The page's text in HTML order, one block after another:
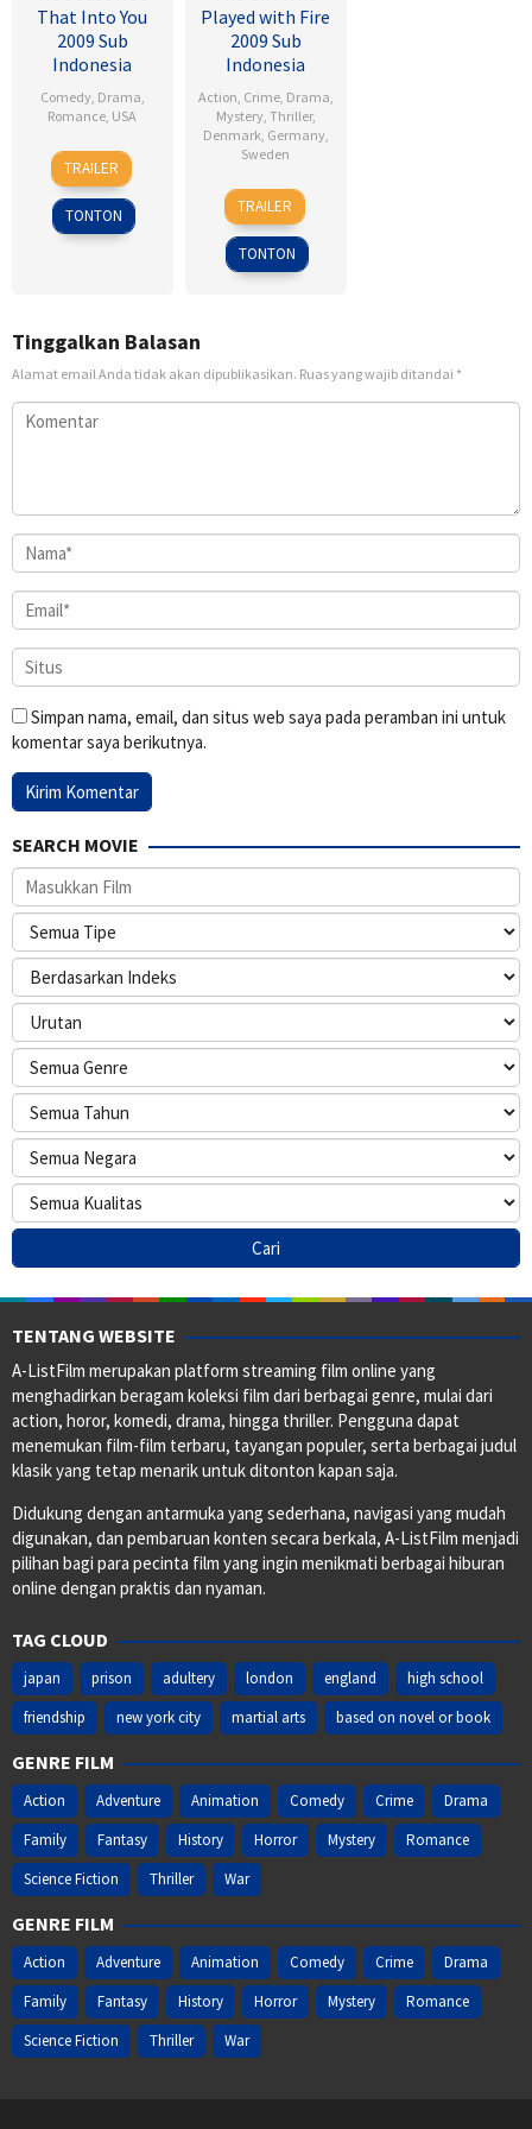
That Into You
2009 Sub
Indonesia
Comedy, Drama,
Romance, USA
6
Feb
2009
Ken
Kwapis
TRAILER
TONTON
Played with Fire
2009 Sub
Indonesia
Action, Crime, Drama,
Mystery, Thriller,
Denmark, Germany,
Sweden
18
Sep
2009
Daniel
Alfredson
TRAILER
TONTON
Tinggalkan Balasan
Alamat email Anda tidak akan dipublikasikan. Ruas yang wajib ditandai *
Simpan nama, email, dan situs web saya pada peramban ini untuk
komentar saya berikutnya.
SEARCH MOVIE
TENTANG WEBSITE
A-ListFilm merupakan platform streaming film online yang
menghadirkan beragam koleksi film dari berbagai genre, mulai dari
action, horor, komedi, drama, hingga thriller. Pengguna dapat
menemukan film-film terbaru, tayangan populer, serta berbagai judul
klasik yang tetap menarik untuk ditonton kapan saja.
Didukung dengan antarmuka yang sederhana, navigasi yang mudah
digunakan, dan pembaruan konten secara berkala, A-ListFilm menjadi
pilihan bagi para pecinta film yang ingin menikmati berbagai hiburan
online dengan praktis dan nyaman.
TAG CLOUD
japan prison adultery london england
high school
friendship
new york city martial arts based on novel or book
GENRE FILM
Action Adventure Animation Comedy Crime
Drama
Family
Fantasy History Horror Mystery
Romance
Science Fiction
Thriller War
GENRE FILM
Action Adventure Animation Comedy Crime
Drama
Family
Fantasy History Horror Mystery
Romance
Science Fiction
Thriller War